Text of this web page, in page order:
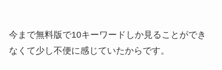
今まで無料版で10キーワードしか見ることができ
なくて少し不便に感じていたからです。